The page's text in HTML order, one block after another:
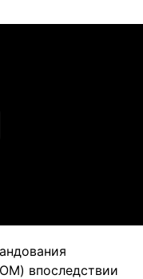
впоследствии